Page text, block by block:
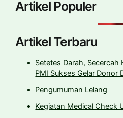
Artikel Populer
Artikel Terbaru
Setetes Darah, Secercah
PMI Sukses Gelar Donor
Pengumuman Lelang
Kegiatan Medical Check